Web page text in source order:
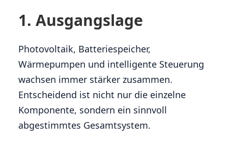
1. Ausgangslage
Photovoltaik, Batteriespeicher,
Wärmepumpen und intelligente Steuerung
wachsen immer stärker zusammen.
Entscheidend ist nicht nur die einzelne
Komponente, sondern ein sinnvoll
abgestimmtes Gesamtsystem.